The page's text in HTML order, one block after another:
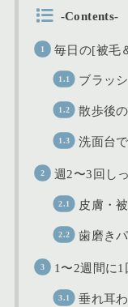
-Contents-
毎日の[被毛
ブラッ
散歩後
洗面台
週2〜3回し
皮膚・
歯磨き
1〜2週間に
垂れ耳